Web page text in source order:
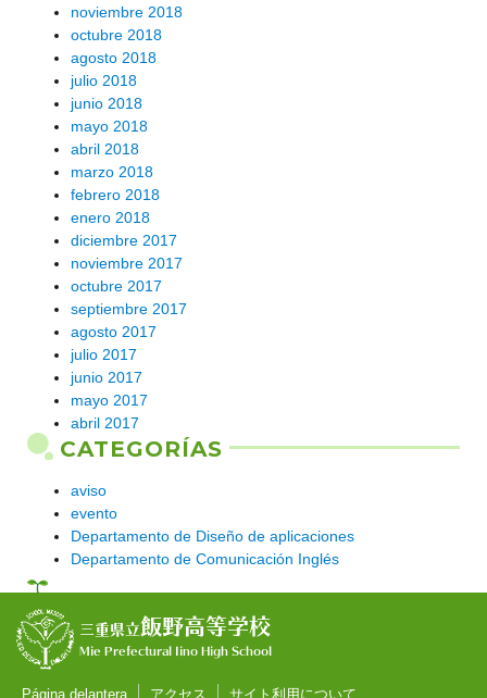
noviembre 2018
octubre 2018
agosto 2018
julio 2018
junio 2018
mayo 2018
abril 2018
marzo 2018
febrero 2018
enero 2018
diciembre 2017
noviembre 2017
octubre 2017
septiembre 2017
agosto 2017
julio 2017
junio 2017
mayo 2017
abril 2017
CATEGORÍAS
aviso
evento
Departamento de Diseño de aplicaciones
Departamento de Comunicación Inglés
三重県立飯野高等学校
Mie Prefectural Iino High School
Página delantera アクセス サイト利用について